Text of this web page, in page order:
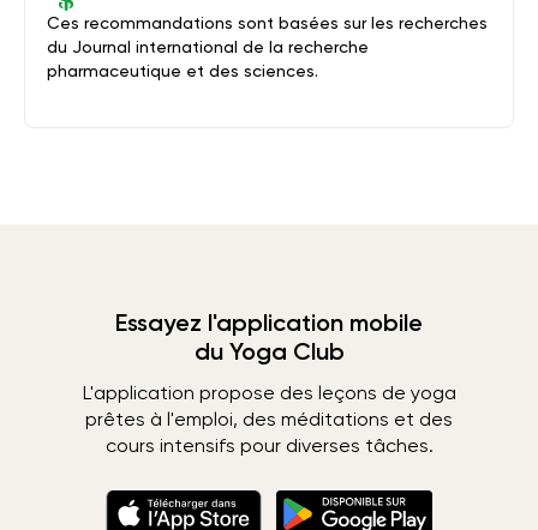
Ces recommandations sont basées sur les recherches
du Journal international de la recherche
pharmaceutique et des sciences.
Essayez l'application mobile
du Yoga Club
L'application propose des leçons de yoga
prêtes à l'emploi, des méditations et des
cours intensifs pour diverses tâches.